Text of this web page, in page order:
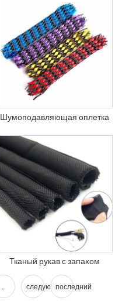
Шумоподавляющая оплетка
Тканый рукав с запахом
... следующийпоследний